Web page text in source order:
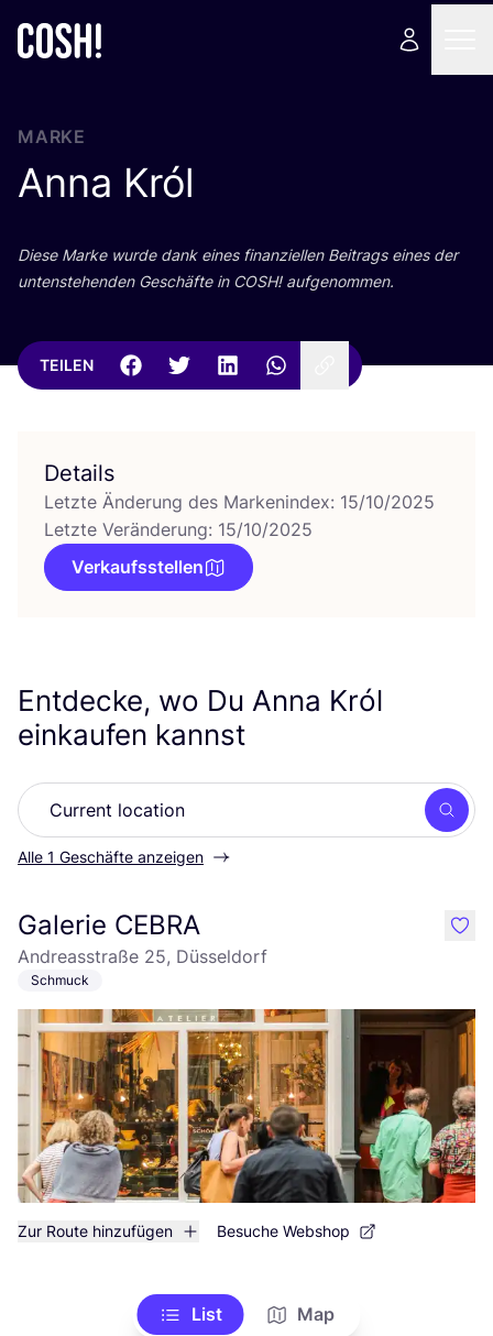
MARKE
Anna Król
Die­se Mar­ke wur­de dank eines finan­zi­el­len Bei­trags eines der
unten­ste­hen­den Geschäf­te in COSH! aufgenommen.
TEILEN
Details
Letzte Änderung des Markenindex: 15/10/2025
Letzte Veränderung: 15/10/2025
Verkaufsstellen
Entdecke, wo Du Anna Król
einkaufen kannst
Alle 1 Geschäfte anzeigen
Galerie CEBRA
Andreasstraße 25, Düsseldorf
Schmuck
Zur Route hinzufügen Besuche Webshop
like
List Map